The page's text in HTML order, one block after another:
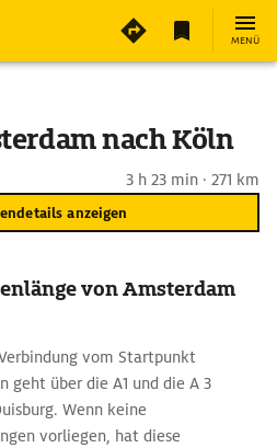
MENÜ
nach Köln
3 h 23 min · 271 km
anzeigen
von Amsterdam
vom Startpunkt
geht über die A1 und die A 3
Wenn keine
vorliegen, hat diese